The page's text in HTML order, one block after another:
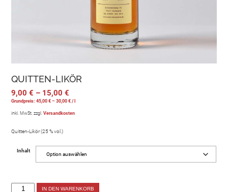
QUITTEN-LIKÖR
9,00€ – 15,00€
Grundpreis:45,00€ –30,00€ /
inkl. MwSt. zzgl.Versandkosten
Quitten-Likör (25 % vol.)
Inhalt
IN DEN WARENKORB